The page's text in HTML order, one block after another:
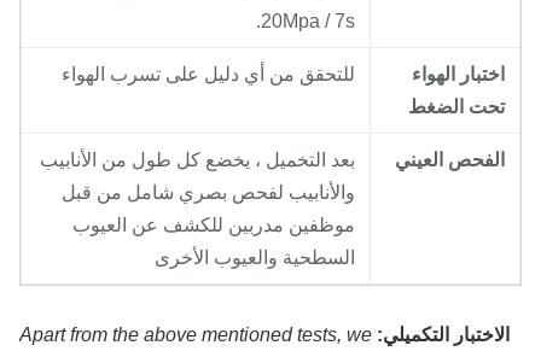
20Mpa / 7s.
الهواء
الضغط
للتحقق من أي دليل على تسرب الهواء
العيني
بعد التخميل ، يخضع كل طول من الأنابيب
والأنابيب لفحص بصري شامل من قبل
موظفين مدربين للكشف عن العيوب
السطحية والعيوب الأخرى
التكميلي:Apart from the above mentioned tests, we